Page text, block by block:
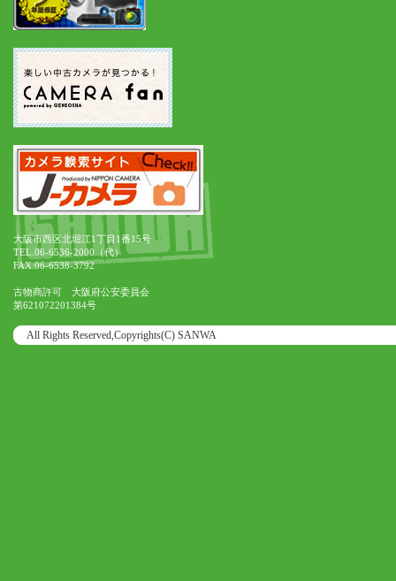
大阪市西区北堀江1丁目1番15号
TEL.06-6536-2000（代）
FAX.06-6538-3792
古物商許可 大阪府公安委員会
第621072201384号
All Rights Reserved,Copyrights(C) SANWA